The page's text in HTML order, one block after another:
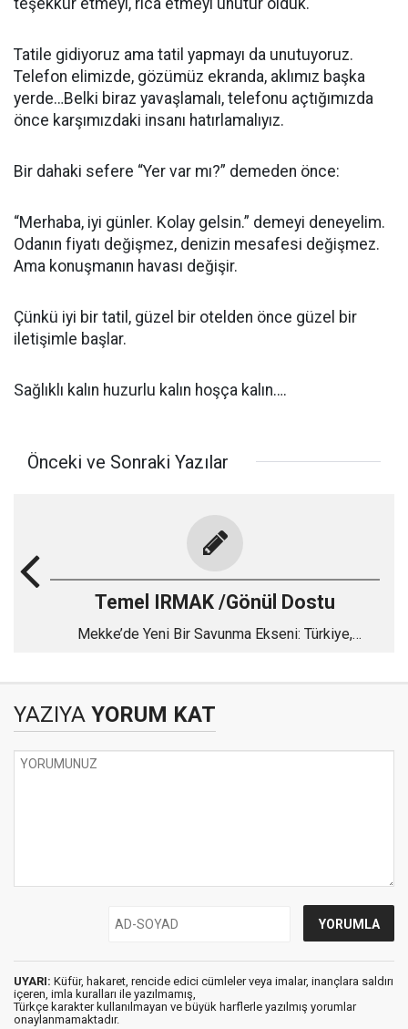
Tatile gidiyoruz ama tatil yapmayı da unutuyoruz.
Telefon elimizde, gözümüz ekranda, aklımız başka
yerde…Belki biraz yavaşlamalı, telefonu açtığımızda
önce karşımızdaki insanı hatırlamalıyız.
Bir dahaki sefere “Yer var mı?” demeden önce:
“Merhaba, iyi günler. Kolay gelsin.” demeyi deneyelim.
Odanın fiyatı değişmez, denizin mesafesi değişmez.
Ama konuşmanın havası değişir.
Çünkü iyi bir tatil, güzel bir otelden önce güzel bir
iletişimle başlar.
Sağlıklı kalın huzurlu kalın hoşça kalın….
Önceki ve Sonraki Yazılar
Temel IRMAK /Gönül Dostu
Mekke’de Yeni Bir Savunma Ekseni: Türkiye,
YAZIYA YORUM KAT
UYARI: Küfür, hakaret, rencide edici cümleler veya imalar, inançlara saldırı
içeren, imla kuralları ile yazılmamış,
Türkçe karakter kullanılmayan ve büyük harflerle yazılmış yorumlar
onaylanmamaktadır.